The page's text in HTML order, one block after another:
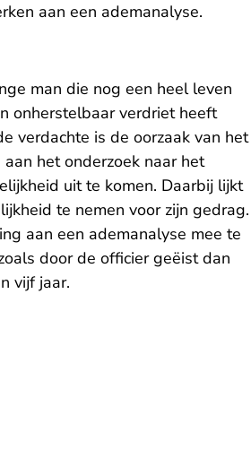
aan een ademanalyse.
man die nog een heel leven
onherstelbaar verdriet heeft
verdachte is de oorzaak van het
het onderzoek naar het
uit te komen. Daarbij lijkt
te nemen voor zijn gedrag.
aan een ademanalyse mee te
door de officier geëist dan
vijf jaar.